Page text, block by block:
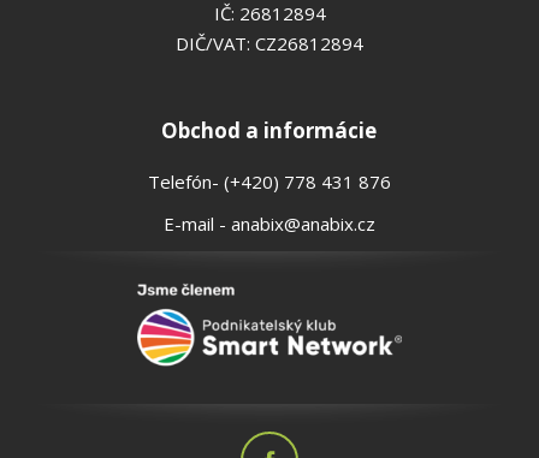
IČ: 26812894
DIČ/VAT: CZ26812894
Obchod a informácie
Telefón- (+420) 778 431 876
E-mail - anabix@anabix.cz